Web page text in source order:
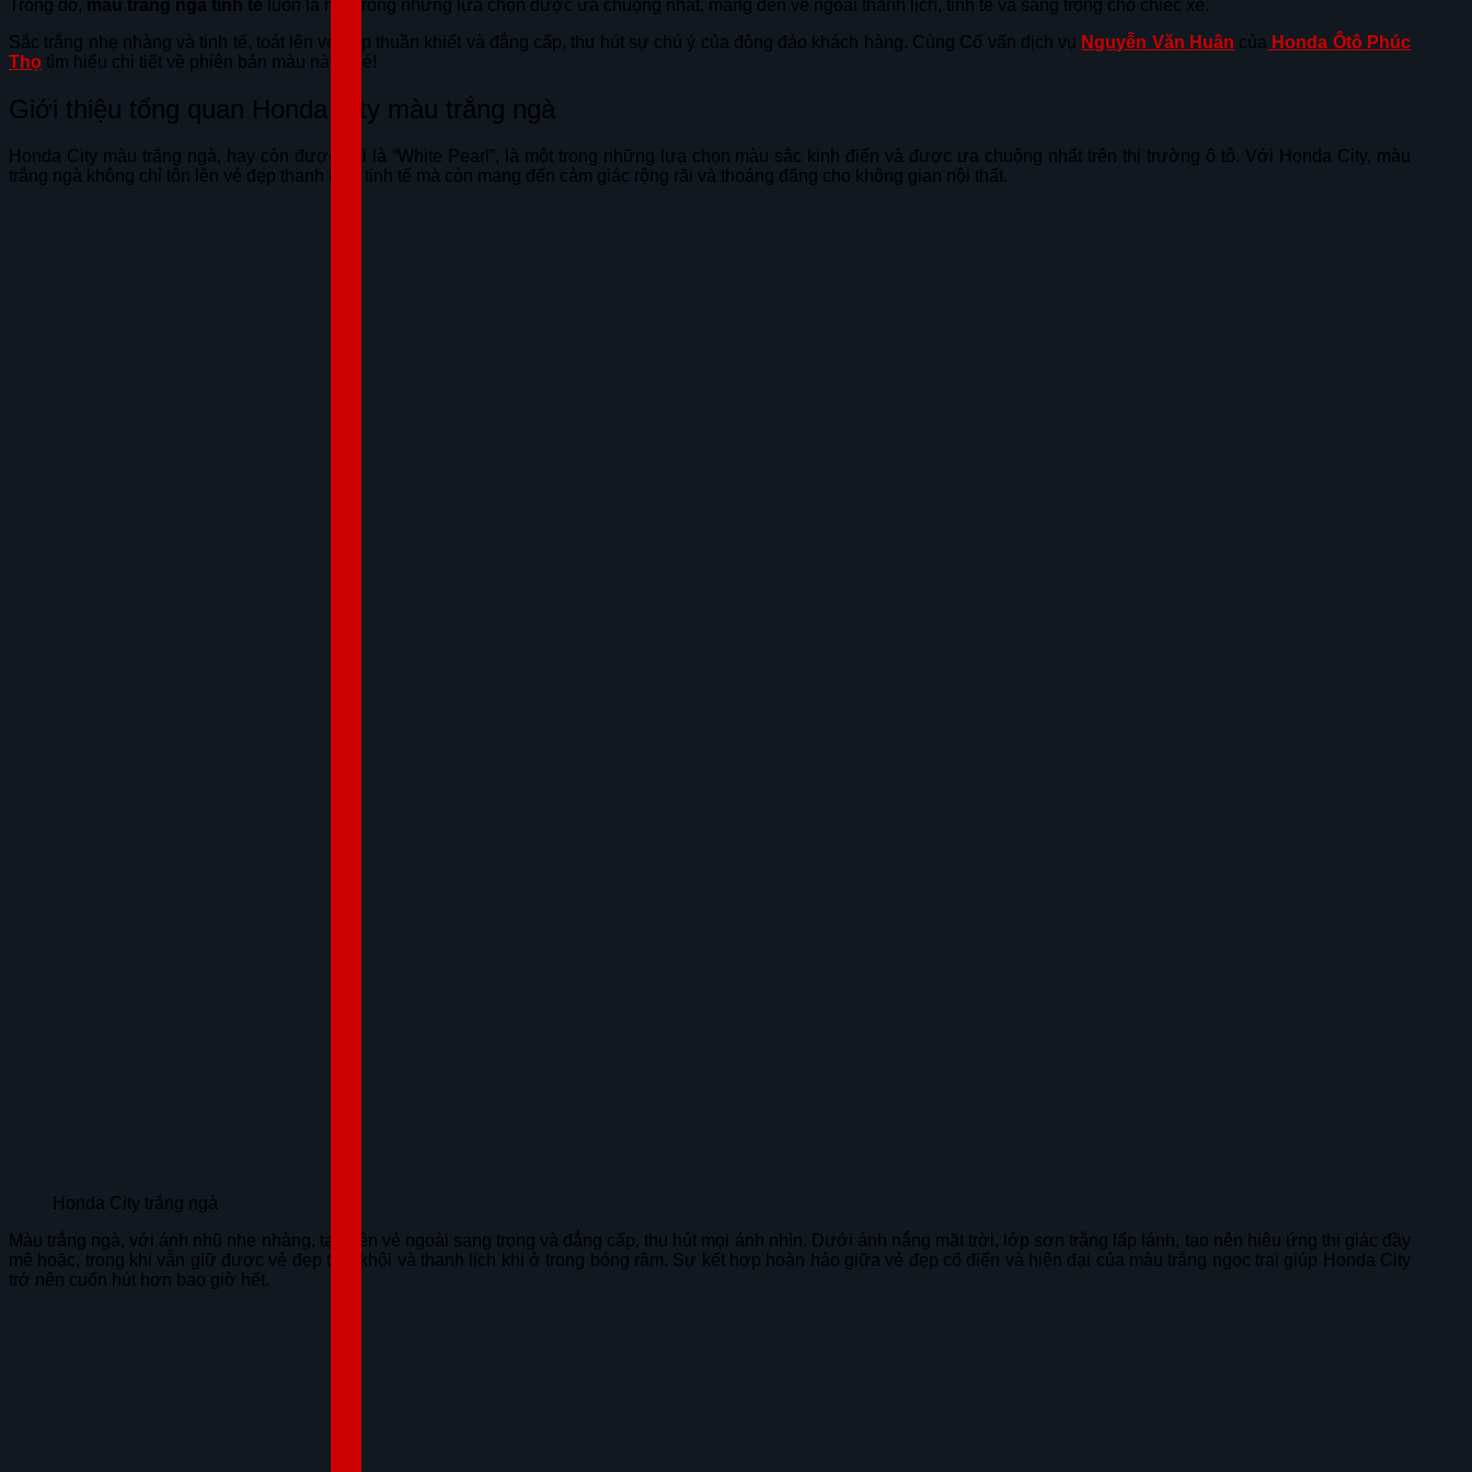
Trong đó, màu trắng ngà tinh tế luôn là một trong những lựa chọn được ưa chuộng nhất, mang đến vẻ ngoài thanh lịch, tinh tế và sang trọng cho chiếc xe.
Sắc trắng nhẹ nhàng và tinh tế, toát lên vẻ đẹp thuần khiết và đẳng cấp, thu hút sự chú ý của đông đảo khách hàng. Cùng Cố vấn dịch vụ Nguyễn Văn Huân của Honda Ôtô Phúc
Thọ tìm hiểu chi tiết về phiên bản màu này nhé!
Giới thiệu tổng quan Honda City màu trắng ngà
Honda City màu trắng ngà, hay còn được gọi là “White Pearl”, là một trong những lựa chọn màu sắc kinh điển và được ưa chuộng nhất trên thị trường ô tô. Với Honda City, màu
trắng ngà không chỉ tôn lên vẻ đẹp thanh lịch, tinh tế mà còn mang đến cảm giác rộng rãi và thoáng đãng cho không gian nội thất.
Honda City trắng ngà
Màu trắng ngà, với ánh nhũ nhẹ nhàng, tạo nên vẻ ngoài sang trọng và đẳng cấp, thu hút mọi ánh nhìn. Dưới ánh nắng mặt trời, lớp sơn trắng lấp lánh, tạo nên hiệu ứng thị giác đầy
mê hoặc, trong khi vẫn giữ được vẻ đẹp tinh khôi và thanh lịch khi ở trong bóng râm. Sự kết hợp hoàn hảo giữa vẻ đẹp cổ điển và hiện đại của màu trắng ngọc trai giúp Honda City
trở nên cuốn hút hơn bao giờ hết.